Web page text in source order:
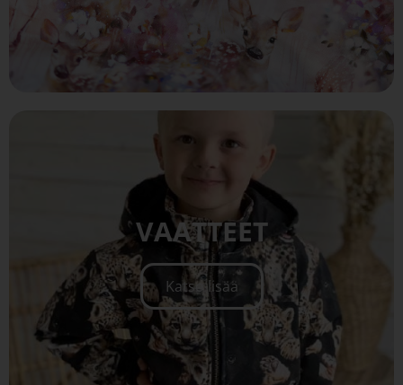
VAATTEET
Katso lisää